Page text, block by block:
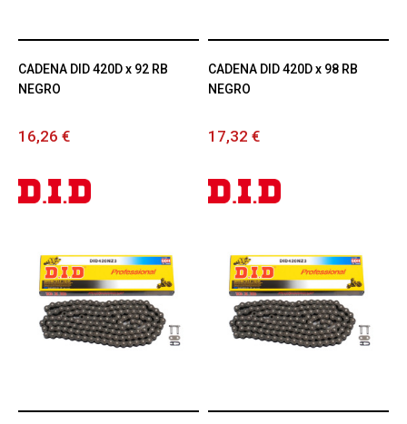
CADENA DID 420D x 92 RB
NEGRO
16,26 €
CADENA DID 420D x 98 RB
NEGRO
17,32 €